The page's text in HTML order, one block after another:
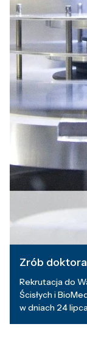
Zrób
Rekrutacja do
Ścisłych i
w dniach 24